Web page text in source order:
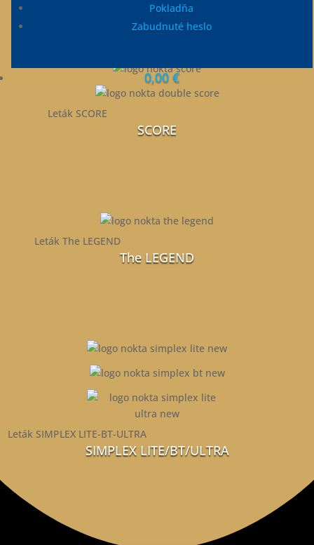
Pokladňa
Zabudnuté heslo
0,00€
Leták SCORE
SCORE
Leták The LEGEND
The LEGEND
Leták SIMPLEX LITE-BT-ULTRA
SIMPLEX LITE/BT/ULTRA